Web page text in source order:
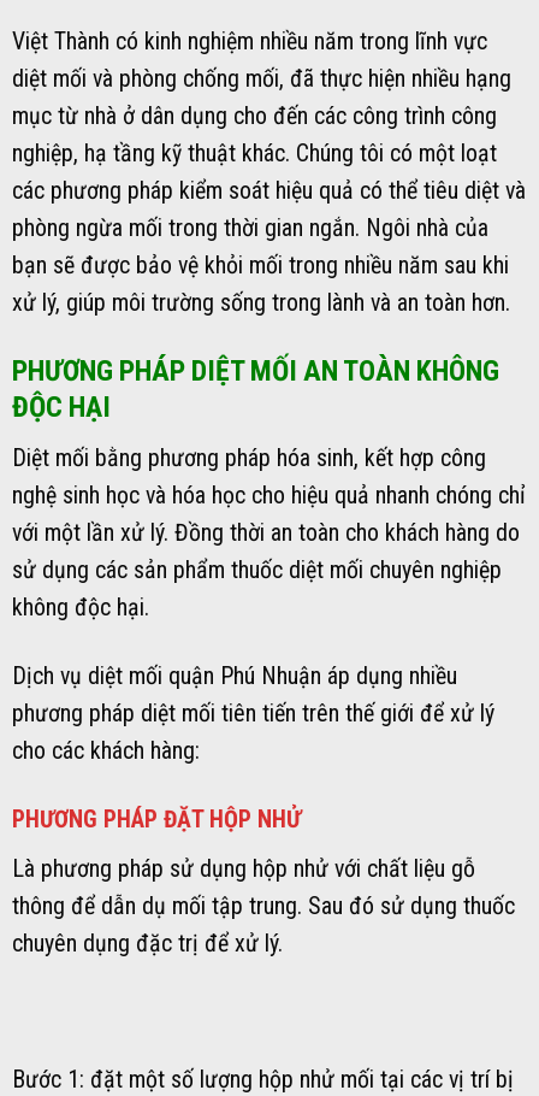
Việt Thành có kinh nghiệm nhiều năm trong lĩnh vực
diệt mối và phòng chống mối, đã thực hiện nhiều hạng
mục từ nhà ở dân dụng cho đến các công trình công
nghiệp, hạ tầng kỹ thuật khác. Chúng tôi có một loạt
các phương pháp kiểm soát hiệu quả có thể tiêu diệt và
phòng ngừa mối trong thời gian ngắn. Ngôi nhà của
bạn sẽ được bảo vệ khỏi mối trong nhiều năm sau khi
xử lý, giúp môi trường sống trong lành và an toàn hơn.
PHƯƠNG PHÁP DIỆT MỐI AN TOÀN KHÔNG
ĐỘC HẠI
Diệt mối bằng phương pháp hóa sinh, kết hợp công
nghệ sinh học và hóa học cho hiệu quả nhanh chóng chỉ
với một lần xử lý. Đồng thời an toàn cho khách hàng do
sử dụng các sản phẩm thuốc diệt mối chuyên nghiệp
không độc hại.
Dịch vụ diệt mối quận Phú Nhuận áp dụng nhiều
phương pháp diệt mối tiên tiến trên thế giới để xử lý
cho các khách hàng:
PHƯƠNG PHÁP ĐẶT HỘP NHỬ
Là phương pháp sử dụng hộp nhử với chất liệu gỗ
thông để dẫn dụ mối tập trung. Sau đó sử dụng thuốc
chuyên dụng đặc trị để xử lý.
Bước 1: đặt một số lượng hộp nhử mối tại các vị trí bị